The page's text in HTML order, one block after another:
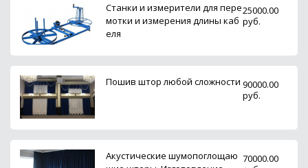
Станки и измерители для пере
мотки и измерения длины каб
еля
25000.00
руб.
Пошив штор любой сложности 90000.00
руб.
Акустические шумопоглощаю 70000.00